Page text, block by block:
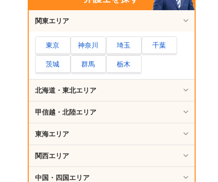
各方法をよく理解し、自分に合った方法を選
借金救済制度を使う際にかかる費用の相場
借金救済制度を正しく使えば費用倒れになる
広告から相談するなら運営者は要チェック
予約前に口コミや評判をチェック
債務整理の解決実績の豊富さをチェック
実際に借金救済制度を使った人の事例
周囲に知られず借金300万円を0円にできた事
関東エリア
東京 神奈川 埼玉 千葉
茨城 群馬 栃木
北海道・東北エリア
甲信越・北陸エリア
東海エリア
関西エリア
中国・四国エリア